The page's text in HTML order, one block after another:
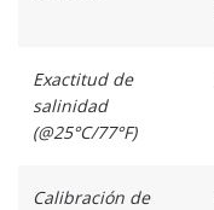
Exactitud de
salinidad
(@25°C/77°F)
Calibración de